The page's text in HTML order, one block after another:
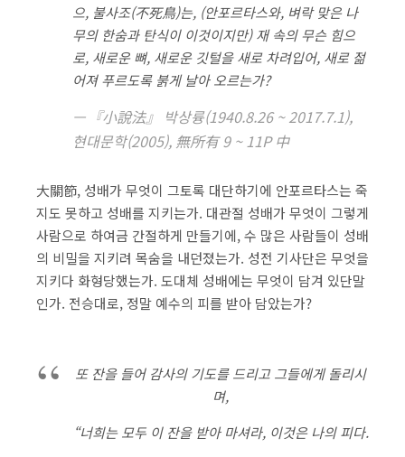
으, 불사조(不死鳥)는, (안포르타스와, 벼락 맞은 나
무의 한숨과 탄식이 이것이지만) 재 속의 무슨 힘으
로, 새로운 뼈, 새로운 깃털을 새로 차려입어, 새로 젊
어져 푸르도록 붉게 날아 오르는가?
『小說法』 박상륭(1940.8.26 ~ 2017.7.1),
현대문학(2005), 無所有 9 ~ 11P 中
大關節, 성배가 무엇이 그토록 대단하기에 안포르타스는 죽
지도 못하고 성배를 지키는가. 대관절 성배가 무엇이 그렇게
사람으로 하여금 간절하게 만들기에, 수 많은 사람들이 성배
의 비밀을 지키려 목숨을 내던졌는가. 성전 기사단은 무엇을
지키다 화형당했는가. 도대체 성배에는 무엇이 담겨 있단말
인가. 전승대로, 정말 예수의 피를 받아 담았는가?
또 잔을 들어 감사의 기도를 드리고 그들에게 돌리시
며,
“너희는 모두 이 잔을 받아 마셔라, 이것은 나의 피다.